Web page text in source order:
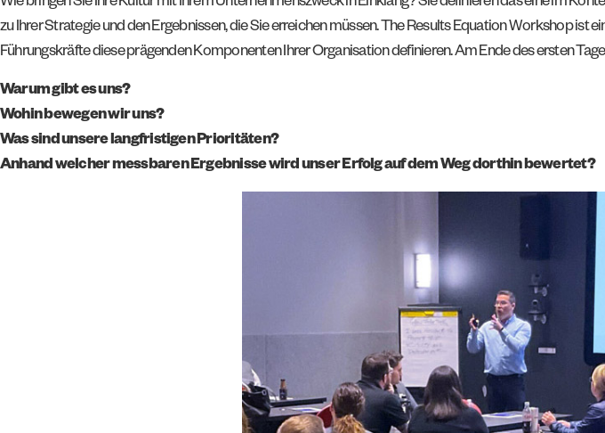
zu Ihrer Strategie und den Ergebnissen, die Sie erreichen müssen. The Results Equation Workshop
Führungskräfte diese prägenden Komponenten Ihrer Organisation definieren. Am Ende des ersten
Warum gibt es uns?
Wohin bewegen wir uns?
Was sind unsere langfristigen Prioritäten?
Anhand welcher messbaren Ergebnisse wird unser Erfolg auf dem Weg dorthin bewertet?